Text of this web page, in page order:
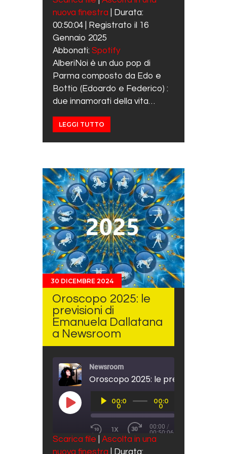
SUBSCRIBE SHARE
Spotify
RSS FEED
SHARE
LINK
EMBED
nuova finestra
Durata:
00:50:04
Registrato il 16
Gennaio 2025
Abbonati: Spotify
AlberiNoi è un duo pop di
Parma composto da Edo e
Bottio (Edoardo e Federico) :
due innamorati della vita…
LEGGI TUTTO
30 DICEMBRE 2024
Oroscopo 2025: le
previsioni di
Emanuela Dallatana
a Newsroom
Newsroom
PLAY EPISODE
Audio
Player00:0
0
00:0
0
REWIND 10 SECONDS
1X
FAST FORWARD 30
00:00 /
00:50:06
SUBSCRIBE SHARE
Scarica file
Ascolta in una
nuova finestra
Durata: